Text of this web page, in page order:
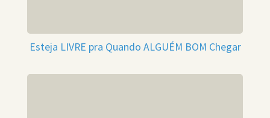
Esteja LIVRE pra Quando ALGUÉM BOM Chegar